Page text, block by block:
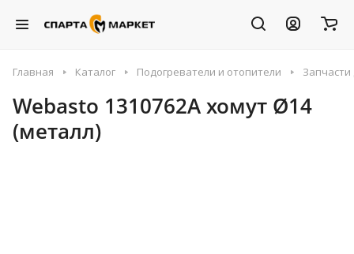
Главная Каталог Подогреватели и отопители
Webasto 1310762A хомут Ø14
(металл)